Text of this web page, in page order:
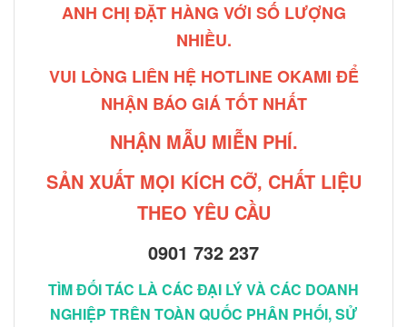
ANH CHỊ ĐẶT HÀNG VỚI SỐ LƯỢNG
NHIỀU.
VUI LÒNG LIÊN HỆ HOTLINE OKAMI ĐỂ
NHẬN BÁO GIÁ TỐT NHẤT
NHẬN MẪU MIỄN PHÍ.
SẢN XUẤT MỌI KÍCH CỠ, CHẤT LIỆU
THEO YÊU CẦU
0901 732 237
TÌM ĐỐI TÁC LÀ CÁC ĐẠI LÝ VÀ CÁC DOANH
NGHIỆP TRÊN TOÀN QUỐC PHÂN PHỐI, SỬ